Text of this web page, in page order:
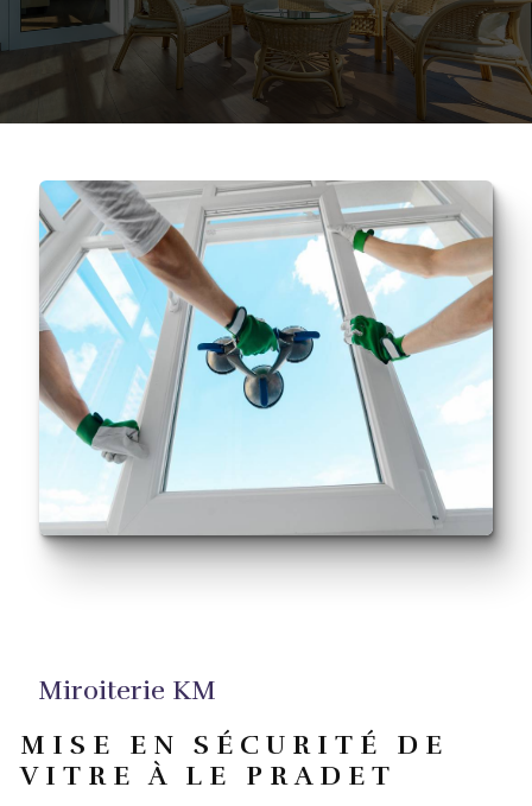
Miroiterie KM
MISE EN SÉCURITÉ DE
VITRE À LE PRADET